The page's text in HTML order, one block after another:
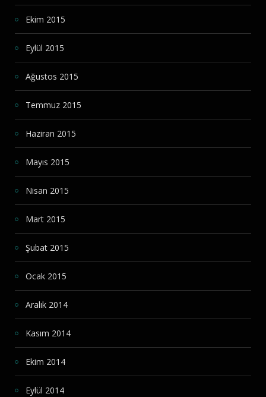
Ekim 2015
Eylül 2015
Ağustos 2015
Temmuz 2015
Haziran 2015
Mayıs 2015
Nisan 2015
Mart 2015
Şubat 2015
Ocak 2015
Aralık 2014
Kasım 2014
Ekim 2014
Eylül 2014